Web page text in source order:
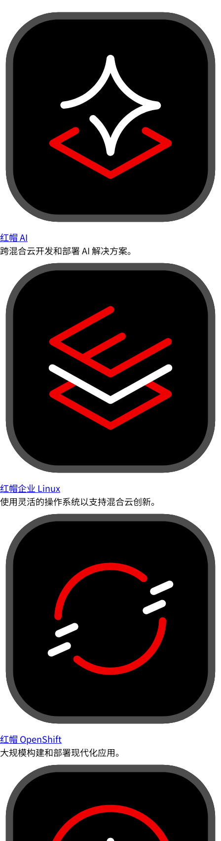
红帽 AI
跨混合云开发和部署 AI 解决方案。
红帽企业 Linux
使用灵活的操作系统以支持混合云创新。
红帽 OpenShift
大规模构建和部署现代化应用。